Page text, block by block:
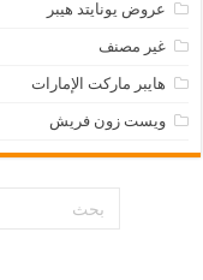
عروض يونايتد هيبر
غير مصنف
هايبر ماركت الإمارات
ويست زون فريش